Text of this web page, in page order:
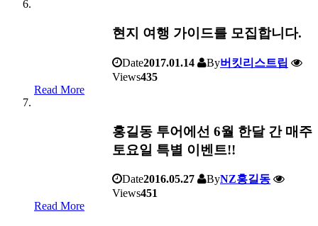
현지 여행 가이드를 모집합니다.
Date2017.01.14 By버킷리스트립
Views435
Read More
홍길동 투어에선 6월 한달 간 매주
토요일 특별 이벤트!!
Date2016.05.27 ByNZ홍길동
Views451
Read More